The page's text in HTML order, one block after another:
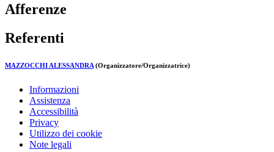
Afferenze
Referenti
MAZZOCCHI ALESSANDRA (Organizzatore/Organizzatrice)
Informazioni
Assistenza
Accessibilità
Privacy
Utilizzo dei cookie
Note legali